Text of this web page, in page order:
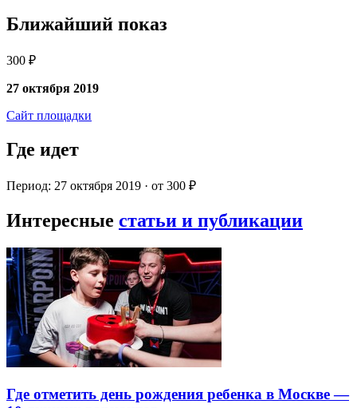
Ближайший показ
300 ₽
27 октября 2019
Сайт площадки
Где идет
Период: 27 октября 2019 · от 300 ₽
Интересные статьи и публикации
Где отметить день рождения ребенка в Москве —